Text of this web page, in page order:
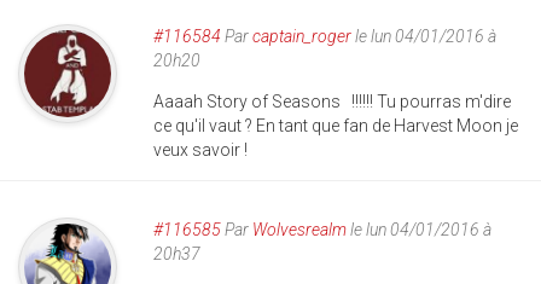
#116584 Parcaptain_rogerle lun 04/01/2016 à
20h20
Aaaah Story of Seasons !!!!!! Tu pourras m'dire
ce qu'il vaut ? En tant que fan de Harvest Moon je
veux savoir !
#116585Par Wolvesrealmle lun 04/01/2016 à
20h37